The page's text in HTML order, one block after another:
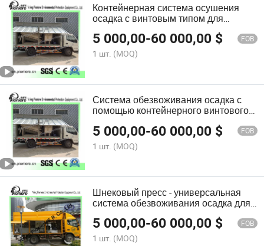
Контейнерная система осушения
осадка с винтовым типом для
станции очистки сточных вод
5 000,00-60 000,00 $ FOB
1 шт. (MOQ)
Система обезвоживания осадка с
помощью контейнерного винтового
вод
5 000,00-60 000,00 $ FOB
1 шт. (MOQ)
Шнековый пресс - универсальная
система обезвоживания осадка для
5 000,00-60 000,00 $ FOB
1 шт. (MOQ)